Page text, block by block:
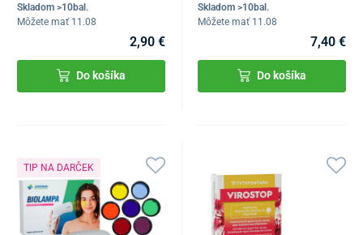
Skladom >10bal.
Môžete mať 11.08
2,90 €
Do košíka
Skladom >10bal.
Môžete mať 11.08
7,40 €
Do košíka
TIP NA DARČEK